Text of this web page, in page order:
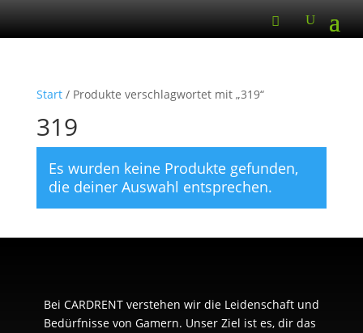
Start/ Produkte verschlagwortet mit „319“
319
Es wurden keine Produkte gefunden,
die deiner Auswahl entsprechen.
Bei CARDRENT verstehen wir die Leidenschaft und
Bedürfnisse von Gamern. Unser Ziel ist es, dir das